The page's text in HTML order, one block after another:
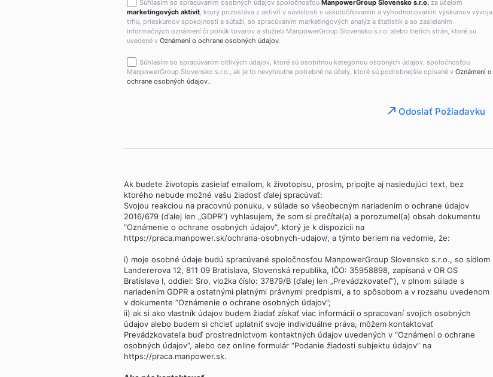
Súhlasím so spracúvaním osobných údajov spoločnosťou ManpowerGroup Slovensko s.r.o. za účelom
marketingových aktivít, ktorý pozostáva z aktivít v súvislosti s uskutočňovaním a vyhodnocovaním výskumov vývoja
trhu, prieskumov spokojnosti a súťaží, so spracúvaním marketingových analýz a štatistík a so zasielaním
informačných oznámení či ponúk tovarov a služieb ManpowerGroup Slovensko s.r.o. alebo tretích strán, ktoré sú
uvedené v Oznámení o ochrane osobných údajov.
Súhlasím so spracúvaním citlivých údajov, ktoré sú osobitnou kategóriou osobných údajov, spoločnosťou
ManpowerGroup Slovensko s.r.o., ak je to nevyhnutne potrebné na účely, ktoré sú podrobnejšie opísané v Oznámení o
ochrane osobných údajov..
Odoslať Požiadavku
Ak budete životopis zasielať emailom, k životopisu, prosím, pripojte aj nasledujúci text, bez
ktorého nebude možné vašu žiadosť ďalej spracúvať:
Svojou reakciou na pracovnú ponuku, v súlade so všeobecným nariadením o ochrane údajov
2016/679 (ďalej len „GDPR“) vyhlasujem, že som si prečítal(a) a porozumel(a) obsah dokumentu
“Oznámenie o ochrane osobných údajov”, ktorý je k dispozícii na
https://praca.manpower.sk/ochrana-osobnych-udajov/, a týmto beriem na vedomie, že:
i) moje osobné údaje budú spracúvané spoločnosťou ManpowerGroup Slovensko s.r.o., so sídlom
Landererova 12, 811 09 Bratislava, Slovenská republika, IČO: 35958898, zapísaná v OR OS
Bratislava I, oddiel: Sro, vložka číslo: 37879/B (ďalej len „Prevádzkovateľ“), v plnom súlade s
nariadením GDPR a ostatnými platnými právnymi predpismi, a to spôsobom a v rozsahu uvedenom
v dokumente “Oznámenie o ochrane osobných údajov”;
ii) ak si ako vlastník údajov budem žiadať získať viac informácií o spracovaní svojich osobných
údajov alebo budem si chcieť uplatniť svoje individuálne práva, môžem kontaktovať
Prevádzkovateľa buď prostredníctvom kontaktných údajov uvedených v “Oznámení o ochrane
osobných údajov”, alebo cez online formulár “Podanie žiadosti subjektu údajov” na
https://praca.manpower.sk.